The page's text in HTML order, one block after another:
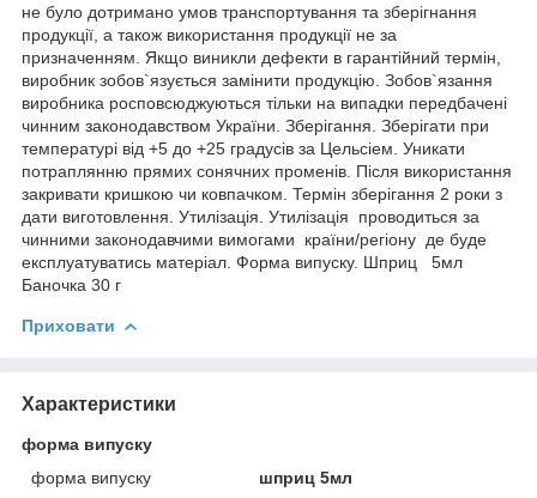
не було дотримано умов транспортування та зберігнання
продукції, а також використання продукції не за
призначенням. Якщо виникли дефекти в гарантійний термін,
виробник зобов`язується замінити продукцію. Зобов`язання
виробника росповсюджуються тільки на випадки передбачені
чинним законодавством України. Зберігання. Зберігати при
температурі від +5 до +25 градусів за Цельсіем. Уникати
потраплянню прямих сонячних променів. Після використання
закривати кришкою чи ковпачком. Термін зберігання 2 роки з
дати виготовлення. Утилізація. Утилізація проводиться за
чинними законодавчими вимогами країни/регіону де буде
експлуатуватись матеріал. Форма випуску. Шприц 5мл
Баночка 30 г
Приховати
Характеристики
форма випуску
форма випуску
шприц 5мл